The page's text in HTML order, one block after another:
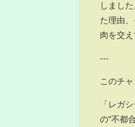
しまし
た理由
肉を交え
---
このチ
「レガ
の"不都